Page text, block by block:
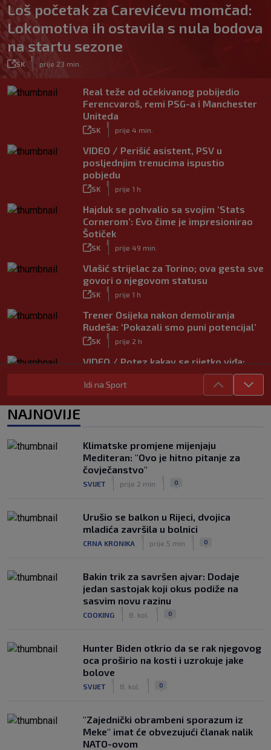
Loš početak za Carevićevu momčad:
Lokomotiva ih ostavila s nula bodova
na startu sezone
SK prije 23 min.
Real teže od očekivanog pobijedio
Ferencvaroš, remi PSG-a i Manchester
Uniteda
SK prije 4 min.
VIDEO / Perišić asistent, PSV u
posljednjim trenucima ispustio
pobjedu
SK prije 1 h
Hajduk se pohvalio sa svojim ‘Stats
Cornerom’: Evo čime je impresionirao
Šotiček
SK prije 49 min.
Vlašić strijelac za Torino; ova gesta sve
govori o njegovom statusu
SK prije 1 h
Trener Osijeka nakon demoliranja
Rudeša: ‘Pokazali smo puni potencijal’
SK prije 2 h
VIDEO / Potez kakav se rijetko viđa:
Kada pomoć nije stigla, na rukama je
iznio suigrača u bolovima
SK prije 3 h
Dinamo u finalu Ramljaka! Sutra protiv
Ajaxa na glavnom terenu Maksimira
Idi na Sport
NAJNOVIJE
Klimatske promjene mijenjaju
Mediteran: "Ovo je hitno pitanje za
čovječanstvo"
SVIJET prije 2 min 0
Urušio se balkon u Rijeci, dvojica
mladića završila u bolnici
CRNA KRONIKA prije 5 min 0
Bakin trik za savršen ajvar: Dodaje
jedan sastojak koji okus podiže na
sasvim novu razinu
COOKING 8. kol. 0
Hunter Biden otkrio da se rak njegovog
oca proširio na kosti i uzrokuje jake
bolove
SVIJET 8. kol. 0
"Zajednički obrambeni sporazum iz
Meke" imat će obvezujući članak nalik
NATO-ovom